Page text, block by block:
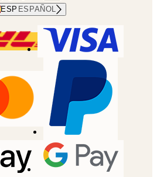
ESP ESPAÑOL